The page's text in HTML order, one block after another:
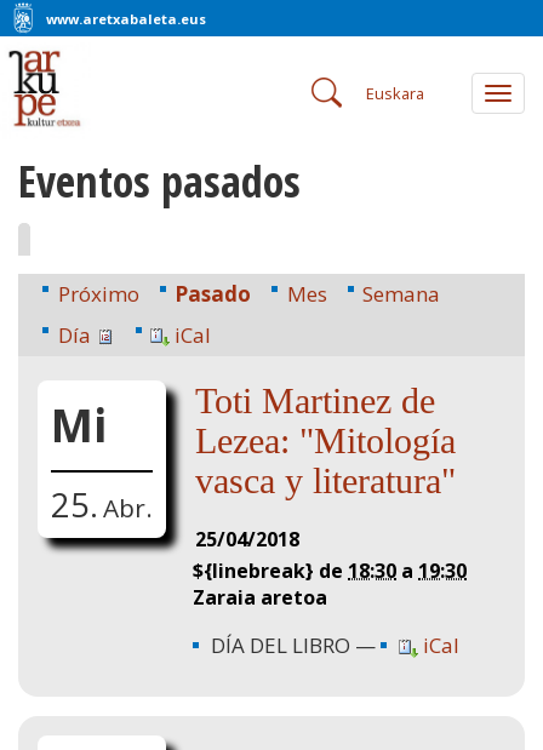
www.aretxabaleta.eus
Euskara
Eventos pasados
Próximo Pasado Mes
Semana
Día
iCal
Mi
25. Abr.
Toti Martinez de
Lezea: "Mitología
vasca y literatura"
25/04/2018
${linebreak} de 18:30 a 19:30
Zaraia aretoa
DÍA DEL LIBRO iCal